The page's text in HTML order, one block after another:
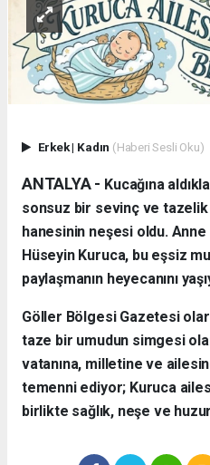
Erkek| Kadın (Haberi Sesli Oku)
ANTALYA - ​ Kucağına
sonsuz bir sevinç ve
hanesinin neşesi oldu.
Hüseyin Kuruca, bu eşsiz
paylaşmanın heyecanını
​Göller Bölgesi Gazetesi
taze bir umudun simgesi
vatanına, milletine ve
temenni ediyor; Kuruca
birlikte sağlık, neşe ve